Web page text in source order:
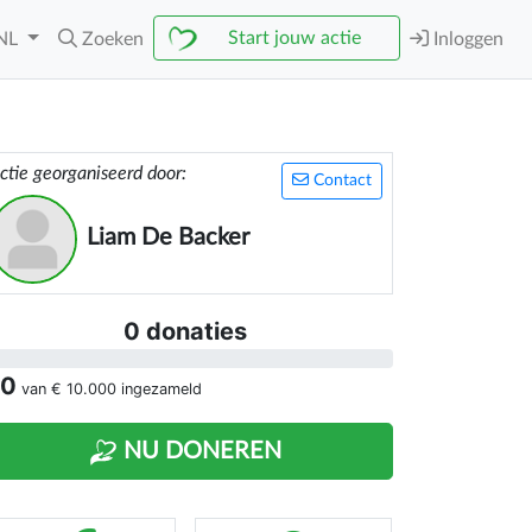
Zoeken Start jouw actie Inloggen
Contact
georganiseerd door:
Liam De Backer
0 donaties
van € 10.000 ingezameld
NU DONEREN